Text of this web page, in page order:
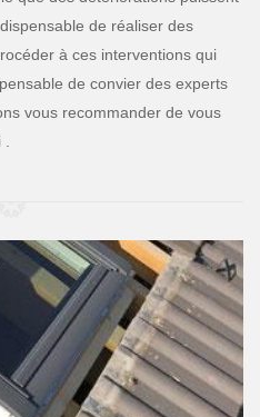
de réaliser des
à ces interventions qui
de convier des experts
vous recommander de vous